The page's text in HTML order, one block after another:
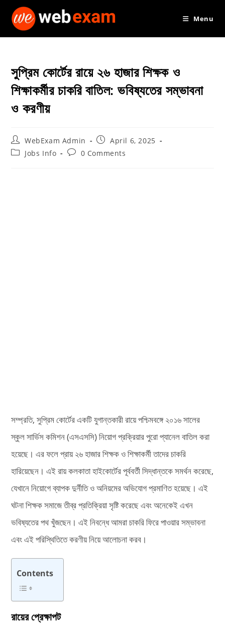
Menu
সুপ্রিম কোর্টের রায়ে ২৬ হাজার শিক্ষক ও
শিক্ষাকর্মীর চাকরি বাতিল: ভবিষ্যতের সম্ভাবনা
ও করণীয়
Post
author:
WebExam Admin
Post
published:
April 6, 2025
PostJobs Info
Post0 Comments
সম্প্রতি, সুপ্রিম কোর্টের একটি যুগান্তকারী রায়ে পশ্চিমবঙ্গে ২০১৬ সালের
স্কুল সার্ভিস কমিশন (এসএসসি) নিয়োগ প্রক্রিয়ার পুরো প্যানেল বাতিল করা
হয়েছে। এর ফলে প্রায় ২৬ হাজার শিক্ষক ও শিক্ষাকর্মী তাদের চাকরি
হারিয়েছেন। এই রায় কলকাতা হাইকোর্টের পূর্ববর্তী সিদ্ধান্তকে সমর্থন করেছে,
যেখানে নিয়োগে ব্যাপক দুর্নীতি ও অনিয়মের অভিযোগ প্রমাণিত হয়েছে। এই
ঘটনা শিক্ষক সমাজে তীব্র প্রতিক্রিয়া সৃষ্টি করেছে এবং অনেকেই এখন
ভবিষ্যতের পথ খুঁজছেন। এই নিবন্ধে আমরা চাকরি ফিরে পাওয়ার সম্ভাবনা
এবং এই পরিস্থিতিতে করণীয় নিয়ে আলোচনা করব।
Contents
রায়ের প্রেক্ষাপট